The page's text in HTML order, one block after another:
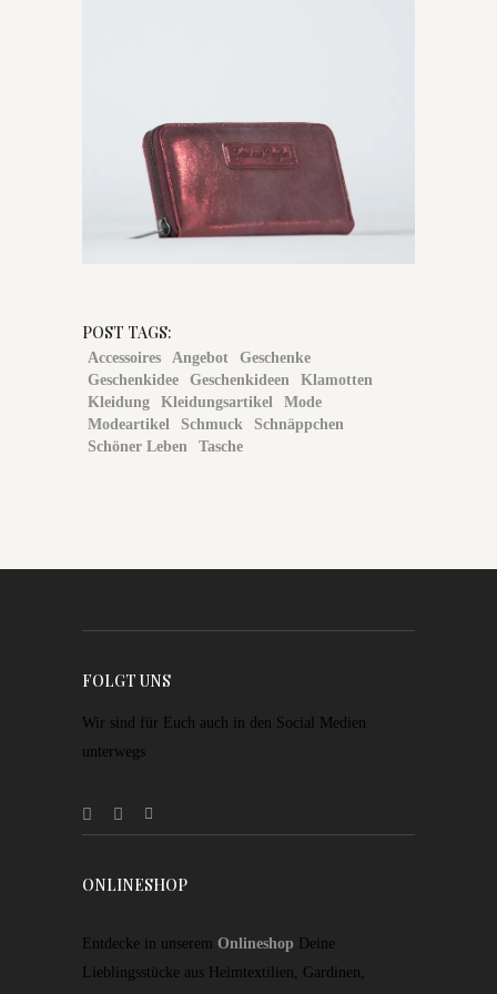
POST TAGS:
Accessoires Angebot
Geschenke
Geschenkidee
Geschenkideen
Klamotten
Kleidung
Kleidungsartikel
Mode
Modeartikel
Schmuck
Schnäppchen
Schöner Leben
Tasche
FOLGT UNS
Wir sind für Euch auch in den Social Medien
unterwegs
ONLINESHOP
Entdecke in unserem Onlineshop Deine
Lieblingsstücke aus Heimtextilien, Gardinen,